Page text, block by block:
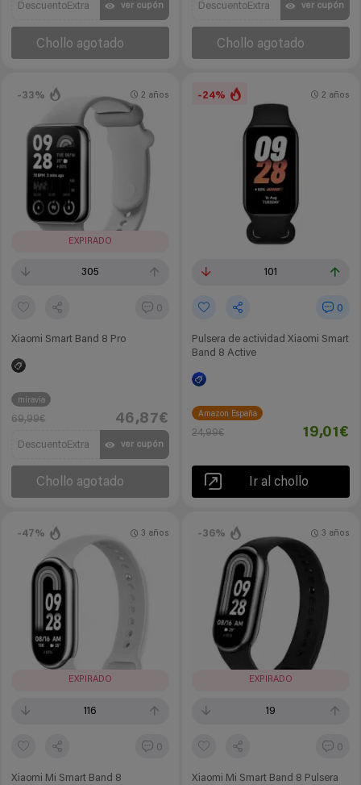
DescuentoExtra ver cupón
Chollo agotado
DescuentoExtra ver cupón
Chollo agotado
-33%
EXPIRADO
305
0
Xiaomi Smart Band 8 Pro
2 años
miravia
69,99€ 46,87€
DescuentoExtra ver cupón
Chollo agotado
-24%
101
0
Pulsera de actividad Xiaomi Smart
Band 8 Active
2 años
Amazon España
24,99€ 19,01€
Ir al chollo
-47%
EXPIRADO
116
0
Xiaomi Mi Smart Band 8
3 años -36%
EXPIRADO
19
0
Xiaomi Mi Smart Band 8 Pulsera
3 años